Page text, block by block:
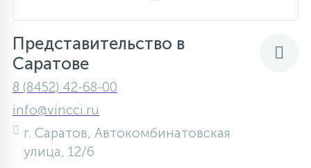
Представительство в
Саратове
8 (8452) 42-68-00
info@vincci.ru
г. Саратов, Автокомбинатовская
улица, 12/6